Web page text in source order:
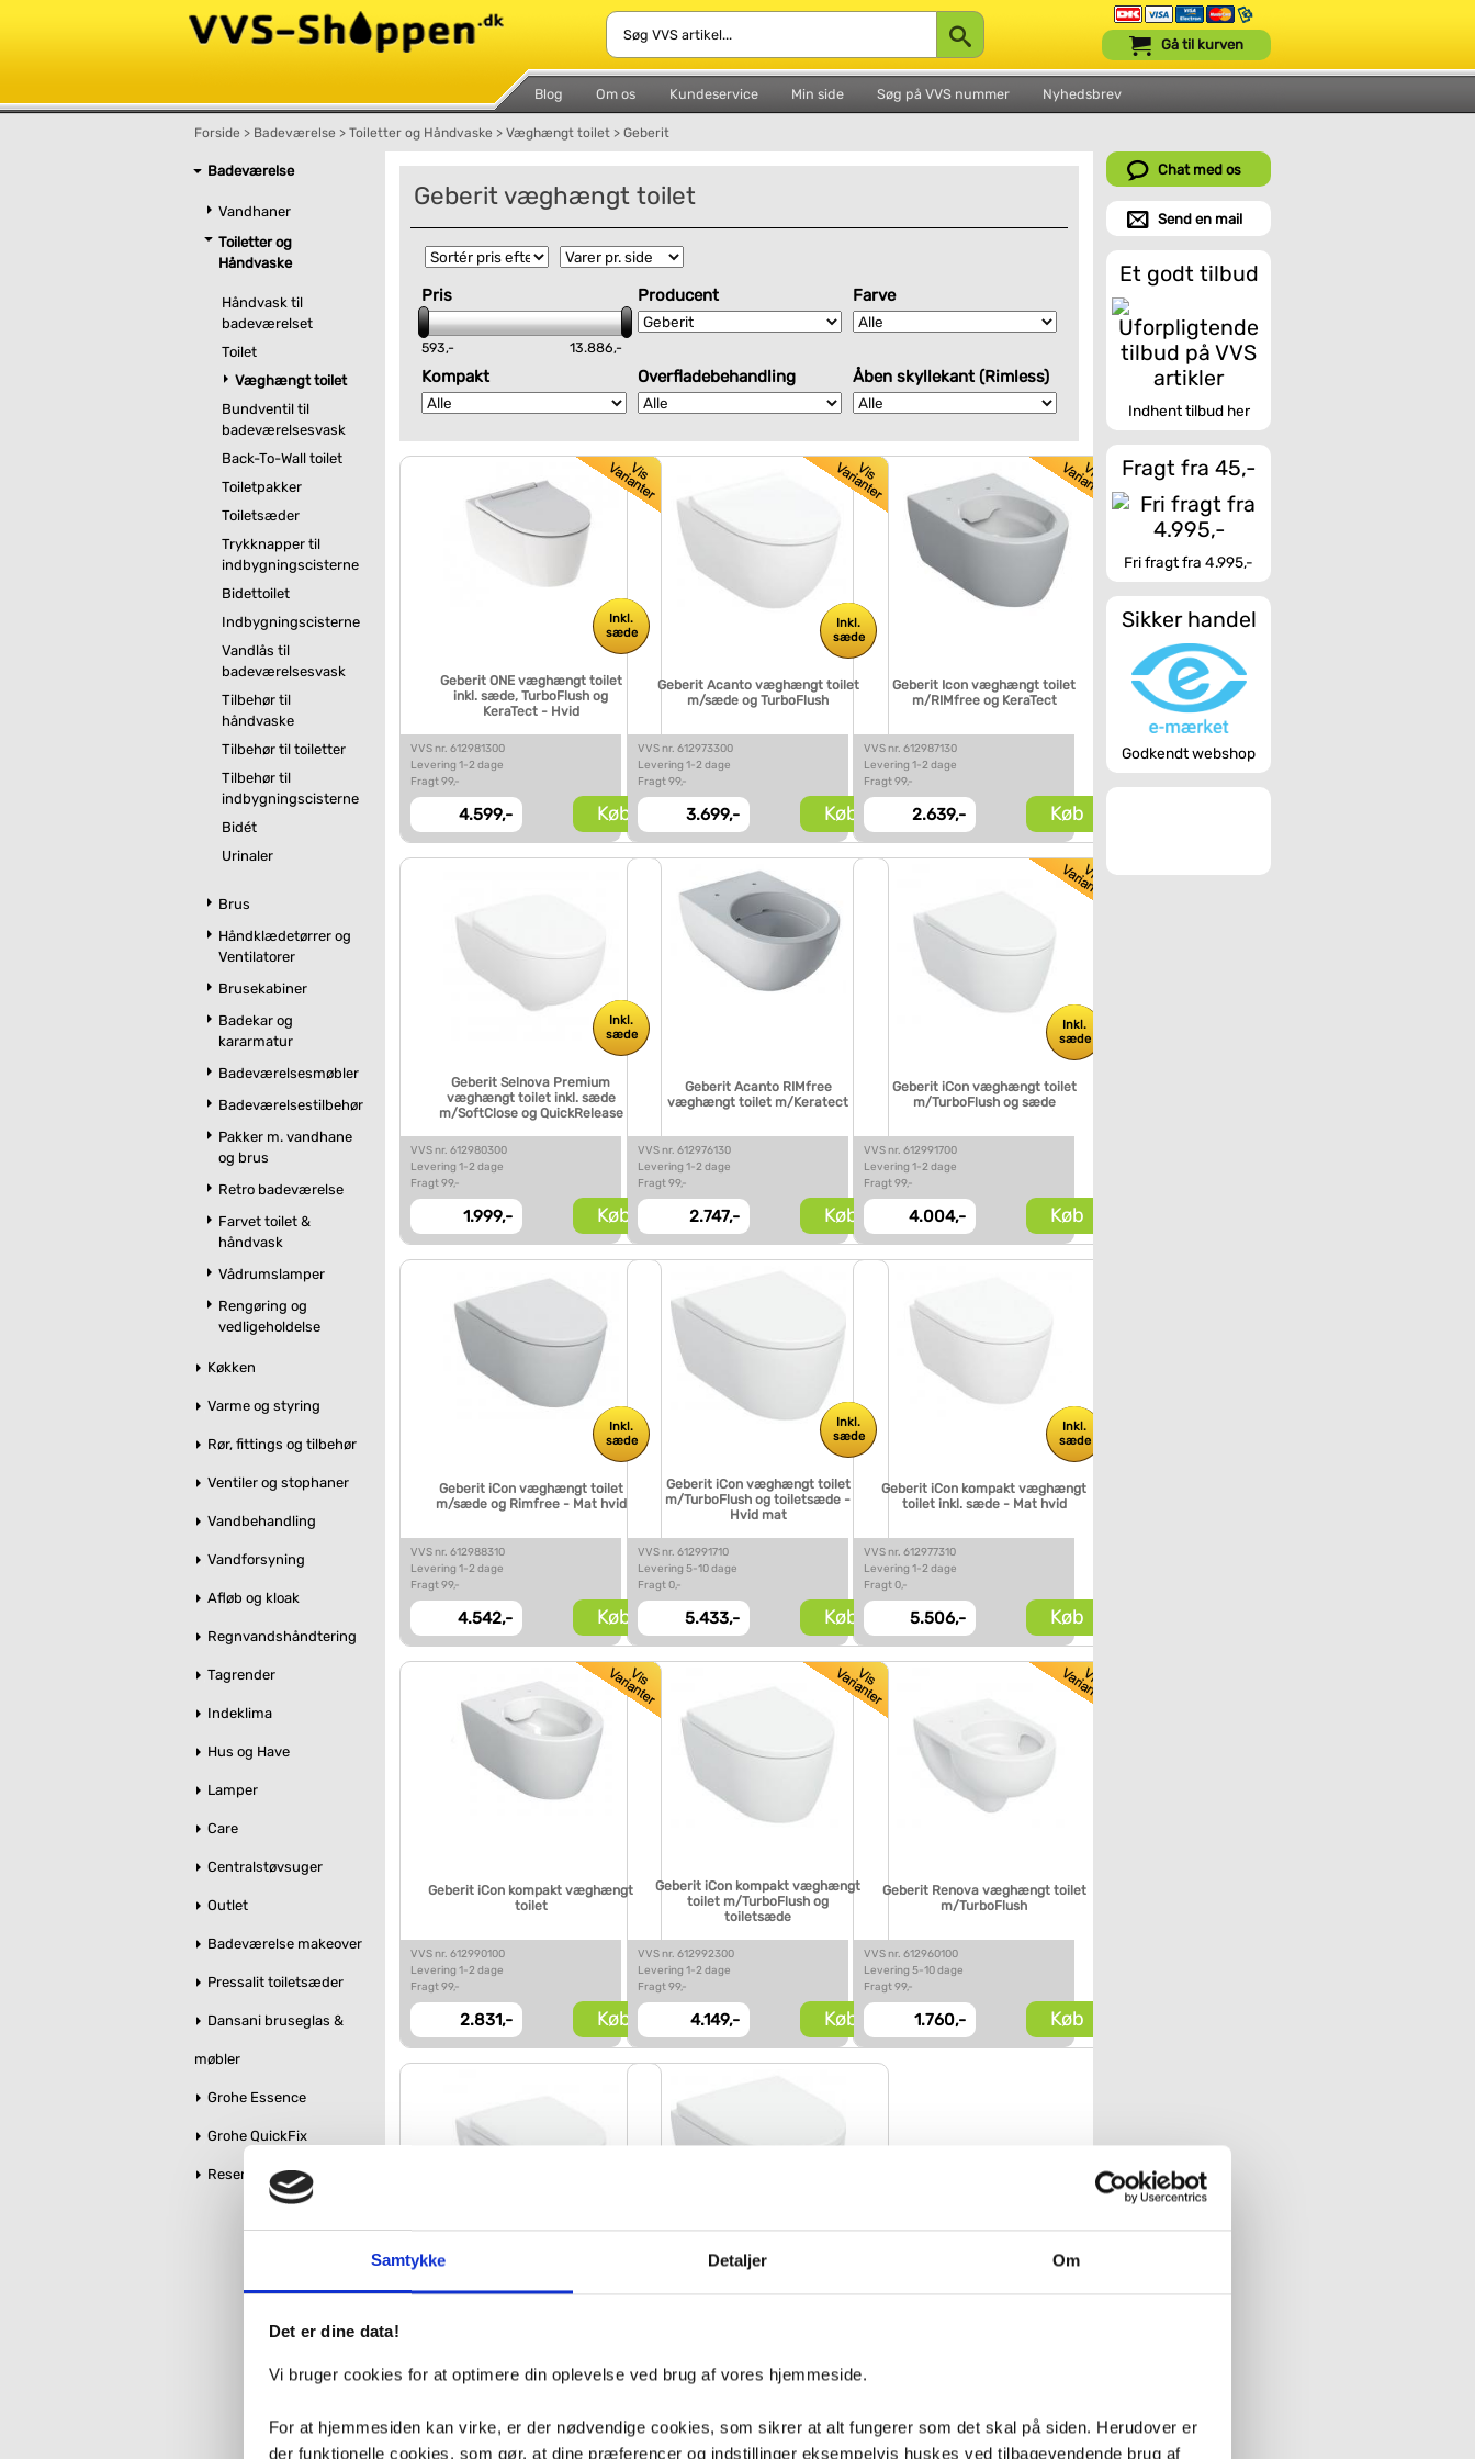
Samtykke Detaljer Om
Det er dine data!
Vi bruger cookies for at optimere din oplevelse ved brug af vores hjemmeside.
For at hjemmesiden kan virke, er der nødvendige cookies, som sikrer at alt fungerer som det skal på siden. Herudover er
der funktionelle cookies, som gør, at dine præferencer og indstillinger eksempelvis huskes ved tilbagevendende brug af
Blog Om os Kundeservice Min side Søg på VVS nummer Nyhedsbrev
Gå til kurven
Forside > Badeværelse > Toiletter og Håndvaske > Væghængt toilet > Geberit
Badeværelse
Vandhaner
Toiletter og
Håndvaske
Håndvask til
badeværelset
Toilet
Væghængt toilet
Bundventil til
badeværelsesvask
Back-To-Wall toilet
Toiletpakker
Toiletsæder
Trykknapper til
indbygningscisterne
Bidettoilet
Indbygningscisterne
Vandlås til
badeværelsesvask
Tilbehør til
håndvaske
Tilbehør til toiletter
Tilbehør til
indbygningscisterne
Bidét
Urinaler
Brus
Håndklædetørrer og
Ventilatorer
Brusekabiner
Badekar og
kararmatur
Badeværelsesmøbler
Badeværelsestilbehør
Pakker m. vandhane
og brus
Retro badeværelse
Farvet toilet &
håndvask
Vådrumslamper
Rengøring og
vedligeholdelse
Køkken
Varme og styring
Rør, fittings og tilbehør
Ventiler og stophaner
Vandbehandling
Vandforsyning
Afløb og kloak
Regnvandshåndtering
Tagrender
Indeklima
Hus og Have
Lamper
Care
Centralstøvsuger
Outlet
Badeværelse makeover
Pressalit toiletsæder
Dansani bruseglas &
møbler
Grohe Essence
Grohe QuickFix
Reservedele
Geberit væghængt toilet
Pris
593,- 13.886,-
Producent Farve
Kompakt Overfladebehandling Åben skyllekant (Rimless)
Inkl.
sæde
Geberit ONE væghængt toilet
inkl. sæde, TurboFlush og
KeraTect - Hvid
VVS nr. 612981300
Levering 1-2 dage
Fragt 99,-
4.599,- Køb
Inkl.
sæde
Geberit Acanto væghængt toilet
m/sæde og TurboFlush
VVS nr. 612973300
Levering 1-2 dage
Fragt 99,-
3.699,- Køb
Geberit Icon væghængt toilet
m/RIMfree og KeraTect
VVS nr. 612987130
Levering 1-2 dage
Fragt 99,-
2.639,- Køb
Inkl.
sæde
Geberit Selnova Premium
væghængt toilet inkl. sæde
m/SoftClose og QuickRelease
VVS nr. 612980300
Levering 1-2 dage
Fragt 99,-
1.999,- Køb
Geberit Acanto RIMfree
væghængt toilet m/Keratect
VVS nr. 612976130
Levering 1-2 dage
Fragt 99,-
2.747,- Køb
Inkl.
sæde
Geberit iCon væghængt toilet
m/TurboFlush og sæde
VVS nr. 612991700
Levering 1-2 dage
Fragt 99,-
4.004,- Køb
Inkl.
sæde
Geberit iCon væghængt toilet
m/sæde og Rimfree - Mat hvid
VVS nr. 612988310
Levering 1-2 dage
Fragt 99,-
4.542,- Køb
Inkl.
sæde
Geberit iCon væghængt toilet
m/TurboFlush og toiletsæde -
Hvid mat
VVS nr. 612991710
Levering 5-10 dage
Fragt 0,-
5.433,- Køb
Inkl.
sæde
Geberit iCon kompakt væghængt
toilet inkl. sæde - Mat hvid
VVS nr. 612977310
Levering 1-2 dage
Fragt 0,-
5.506,- Køb
Geberit iCon kompakt væghængt
toilet
VVS nr. 612990100
Levering 1-2 dage
Fragt 99,-
2.831,- Køb
Geberit iCon kompakt væghængt
toilet m/TurboFlush og
toiletsæde
VVS nr. 612992300
Levering 1-2 dage
Fragt 99,-
4.149,- Køb
Geberit Renova væghængt toilet
m/TurboFlush
VVS nr. 612960100
Levering 5-10 dage
Fragt 99,-
1.760,- Køb
Inkl.
Geberit Renova væghængt toilet
Levering 5-10 dage
2.532,- Køb
Levering 20-30 dage
5.579,- Køb
Chat med os
Send en mail
Et godt tilbud
Indhent tilbud her
Fragt fra 45,-
Fri fragt fra 4.995,-
Sikker handel
Godkendt webshop